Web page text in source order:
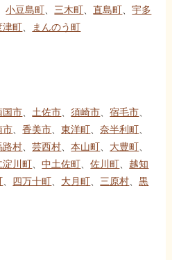
小豆島町 三木町 、直島町 、宇多
津町 まんのう町
国市 土佐市 、須崎市 、宿毛市
市 、香美市 、東洋町 、奈半利町
路村 、芸西村 、本山町 大豊町
淀川町 、中土佐町 、佐川町
越知
四万十町 大月町 三原村 、黒